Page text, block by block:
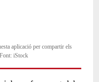
aplicació per compartir els
iStock